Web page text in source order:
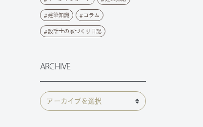
建築知識 コラム
設計士の家づくり日記
ARCHIVE